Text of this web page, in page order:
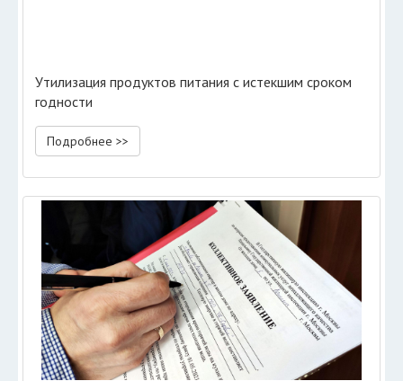
Утилизация продуктов питания с истекшим сроком
годности
Подробнее >>